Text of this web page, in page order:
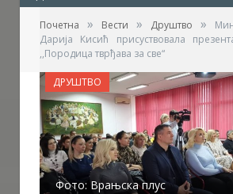
Почетна » Вести » Друштво »
Дарија Кисић присуствовала
,,Породица тврђава за све“
Фото: Врањска плус
ДРУШТВО